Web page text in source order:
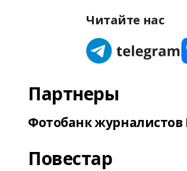
Читайте нас
Партнеры
Фотобанк журналистов
Повестар